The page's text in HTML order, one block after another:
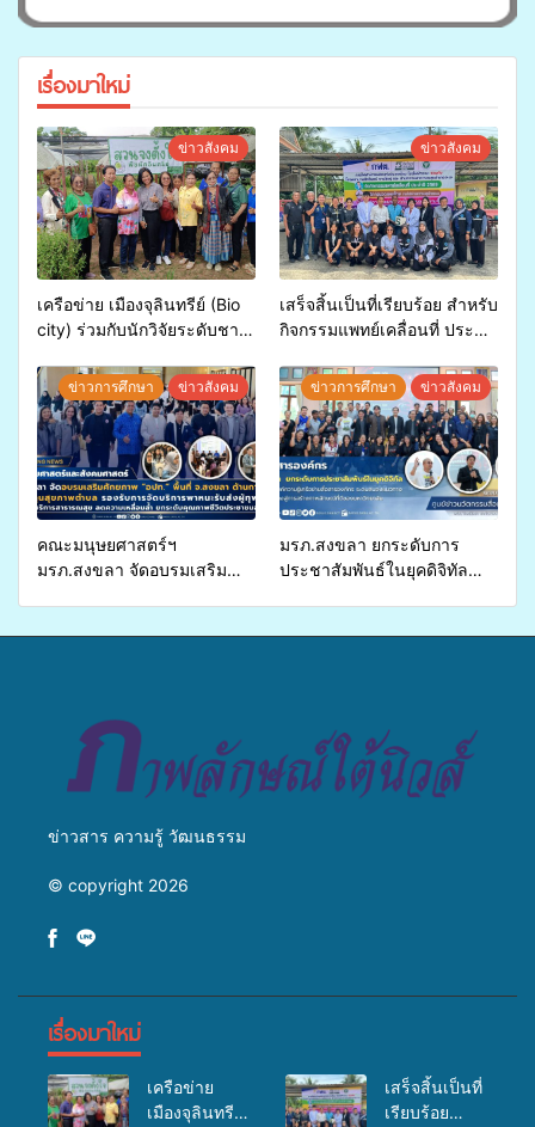
เรื่องมาใหม่
ข่าวสังคม
เครือข่าย เมืองจุลินทรีย์ (Bio
city) ร่วมกับนักวิจัยระดับชาติ
ประโยชน์จากสาหร่ายและ
เห็ดไมคอร์ไรซาสำหรับปลูกไม้
มีค่า-พืชเศรษฐกิจ”
ข่าวสังคม
เสร็จสิ้นเป็นที่เรียบร้อย สำหรับ
กิจกรรมแพทย์เคลื่อนที่ ประจำ
สุขภาพแก่ประชาชนในพื้นที่
อำเภอจะนะ
ข่าวการศึกษา ข่าวสังคม
คณะมนุษยศาสตร์ฯ
มรภ.สงขลา จัดอบรมเสริม
เหลื่อมล้ำ ยกระดับคุณภาพ
ชีวิตประชาชนอย่างยั่งยืน
ข่าวการศึกษา ข่าวสังคม
มรภ.สงขลา ยกระดับการ
ประชาสัมพันธ์ในยุคดิจิทัล
ข่าวสาร ความรู้ วัฒนธรรม
© copyright 2026
เรื่องมาใหม่
เครือข่าย
เมืองจุลินทรีย์
เสร็จสิ้นเป็นที่
เรียบร้อย